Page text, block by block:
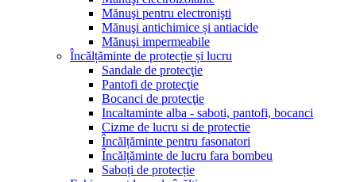
Mănuşi pentru electronişti
Mănuşi antichimice și antiacide
Mănuşi impermeabile
Încălțăminte de protecție și lucru
Sandale de protecţie
Pantofi de protecţie
Bocanci de protecţie
Incaltaminte alba - saboti, pantofi, bocanci
Cizme de lucru si de protectie
Încălțăminte pentru fasonatori
Încălțăminte de lucru fara bombeu
Saboți de protecție